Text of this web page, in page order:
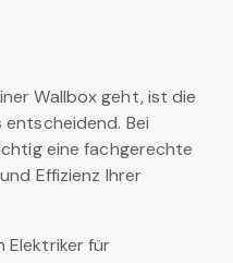
Wallbox geht, ist die
Bei
eine fachgerechte
Effizienz Ihrer
Elektriker für